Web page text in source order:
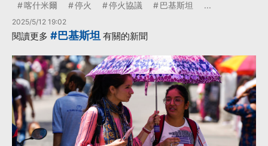
喀什米爾 停火 停火協議 巴基斯坦 ...
2025/5/12 19:02
閱讀更多 #巴基斯坦 有關的新聞